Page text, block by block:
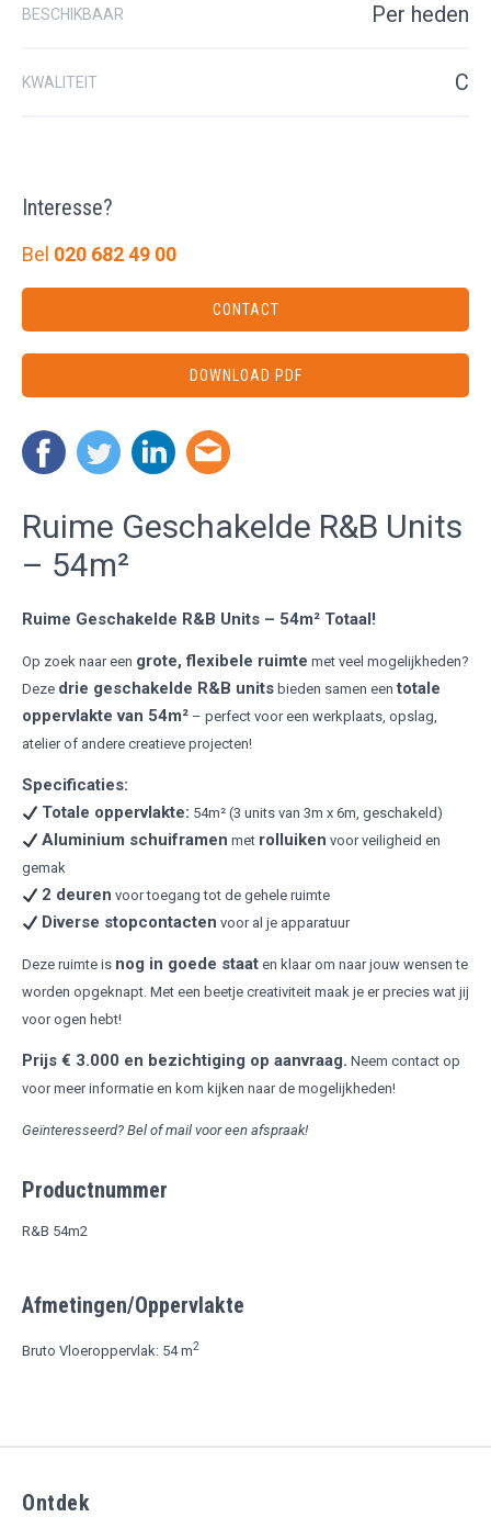
BESCHIKBAAR Per heden
KWALITEIT C
Interesse?
Bel 020 682 49 00
CONTACT
DOWNLOAD PDF
Ruime Geschakelde R&B Units
– 54m²
Ruime Geschakelde R&B Units – 54m² Totaal!
Op zoek naar een grote, flexibele ruimte met veel mogelijkheden?
Deze drie geschakelde R&B units bieden samen eentotale
oppervlakte van 54m² – perfect voor een werkplaats, opslag,
atelier of andere creatieve projecten!
Specificaties:
Totale oppervlakte: 54m² (3 units van 3m x 6m, geschakeld)
Aluminium schuiframen met rolluiken voor veiligheid en
gemak
2 deuren voor toegang tot de gehele ruimte
Diverse stopcontacten voor al je apparatuur
Deze ruimte is nog in goede staat en klaar om naar jouw wensen te
worden opgeknapt. Met een beetje creativiteit maak je er precies wat jij
voor ogen hebt!
Prijs € 3.000 en bezichtiging op aanvraag. Neem contact op
voor meer informatie en kom kijken naar de mogelijkheden!
Geïnteresseerd? Bel of mail voor een afspraak!
Productnummer
R&B 54m2
Afmetingen/Oppervlakte
Bruto Vloeroppervlak: 54 m2
Ontdek